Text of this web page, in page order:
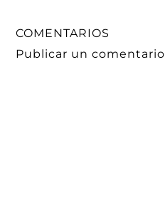
COMENTARIOS
Publicar un comentario